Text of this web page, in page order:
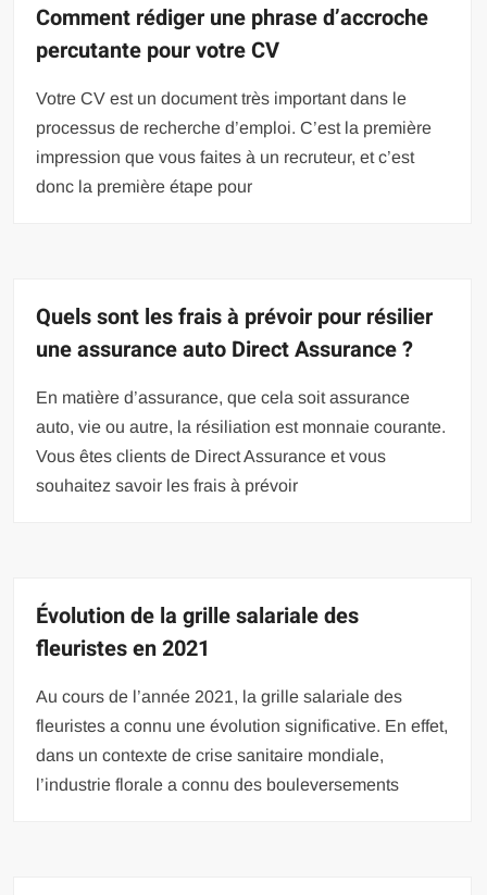
Comment rédiger une phrase d’accroche
percutante pour votre CV
Votre CV est un document très important dans le
processus de recherche d’emploi. C’est la première
impression que vous faites à un recruteur, et c’est
donc la première étape pour
Quels sont les frais à prévoir pour résilier
une assurance auto Direct Assurance ?
En matière d’assurance, que cela soit assurance
auto, vie ou autre, la résiliation est monnaie courante.
Vous êtes clients de Direct Assurance et vous
souhaitez savoir les frais à prévoir
Évolution de la grille salariale des
fleuristes en 2021
Au cours de l’année 2021, la grille salariale des
fleuristes a connu une évolution significative. En effet,
dans un contexte de crise sanitaire mondiale,
l’industrie florale a connu des bouleversements